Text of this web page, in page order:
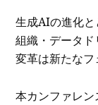
生成AIの進化
組織・データ
変革は新たなフ
本カンファレ